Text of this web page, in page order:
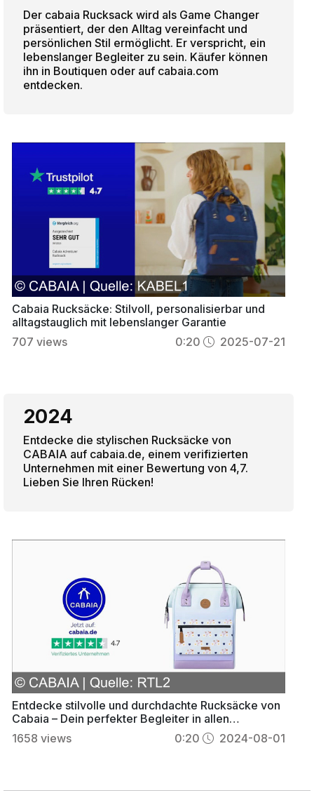
Der cabaia Rucksack wird als Game Changer
präsentiert, der den Alltag vereinfacht und
persönlichen Stil ermöglicht. Er verspricht, ein
lebenslanger Begleiter zu sein. Käufer können
ihn in Boutiquen oder auf cabaia.com
entdecken.
Cabaia Rucksäcke: Stilvoll, personalisierbar und
alltagstauglich mit lebenslanger Garantie
707 views 0:20 2025-07-21
2024
Entdecke die stylischen Rucksäcke von
CABAIA auf cabaia.de, einem verifizierten
Unternehmen mit einer Bewertung von 4,7.
Lieben Sie Ihren Rücken!
Entdecke stilvolle und durchdachte Rucksäcke von
Cabaia – Dein perfekter Begleiter in allen
Situationen
1658 views 0:20 2024-08-01